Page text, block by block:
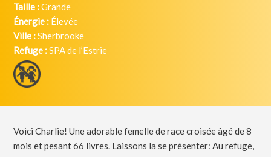
Taille :Grande
Énergie : Élevée
Ville :Sherbrooke
Refuge :SPA de l’Estrie
Voici Charlie! Une adorable femelle de race croisée âgé de 8
mois et pesant 66 livres. Laissons la se présenter: Au refuge,